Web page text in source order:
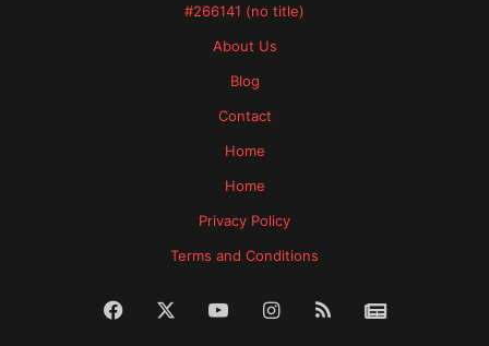
#266141 (no title)
About Us
Blog
Contact
Home
Home
Privacy Policy
Terms and Conditions
Facebook YouTubeInstagram
RSS News